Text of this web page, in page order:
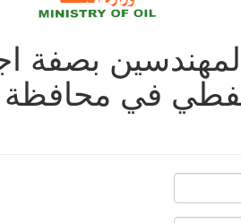
المهندسين
في محافظة